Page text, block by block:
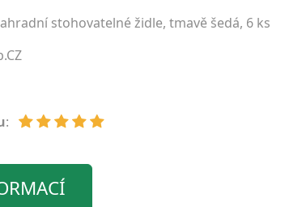
stohovatelné židle, tmavě šedá, 6 ks
: